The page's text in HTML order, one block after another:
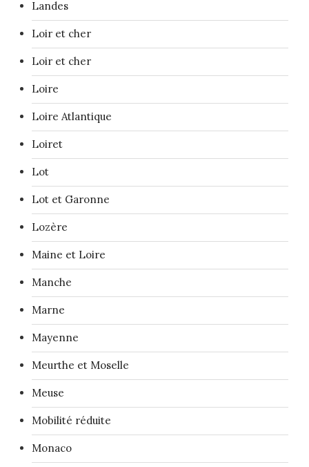
Landes
Loir et cher
Loir et cher
Loire
Loire Atlantique
Loiret
Lot
Lot et Garonne
Lozère
Maine et Loire
Manche
Marne
Mayenne
Meurthe et Moselle
Meuse
Mobilité réduite
Monaco